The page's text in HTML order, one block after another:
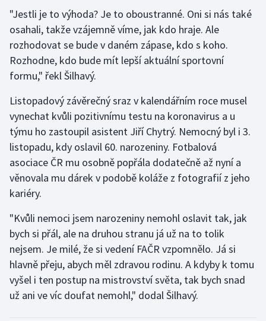
Ostatní
"Jestli je to výhoda? Je to oboustranné. Oni si nás také
osahali, takže vzájemně víme, jak kdo hraje. Ale
rozhodovat se bude v daném zápase, kdo s koho.
Rozhodne, kdo bude mít lepší aktuální sportovní
formu," řekl Šilhavý.
Listopadový závěrečný sraz v kalendářním roce musel
vynechat kvůli pozitivnímu testu na koronavirus a u
týmu ho zastoupil asistent Jiří Chytrý. Nemocný byl i 3.
listopadu, kdy oslavil 60. narozeniny. Fotbalová
asociace ČR mu osobně popřála dodatečně až nyní a
věnovala mu dárek v podobě koláže z fotografií z jeho
kariéry.
"Kvůli nemoci jsem narozeniny nemohl oslavit tak, jak
bych si přál, ale na druhou stranu já už na to tolik
nejsem. Je milé, že si vedení FAČR vzpomnělo. Já si
hlavně přeju, abych měl zdravou rodinu. A kdyby k tomu
vyšel i ten postup na mistrovství světa, tak bych snad
už ani ve víc doufat nemohl," dodal Šilhavý.